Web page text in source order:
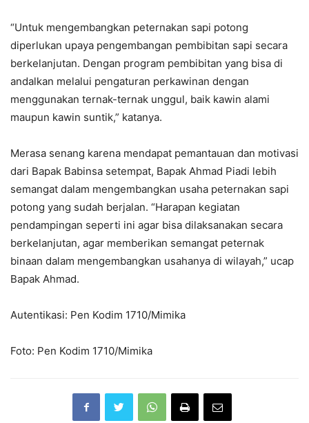
“Untuk mengembangkan peternakan sapi potong
diperlukan upaya pengembangan pembibitan sapi secara
berkelanjutan. Dengan program pembibitan yang bisa di
andalkan melalui pengaturan perkawinan dengan
menggunakan ternak-ternak unggul, baik kawin alami
maupun kawin suntik,” katanya.
Merasa senang karena mendapat pemantauan dan motivasi
dari Bapak Babinsa setempat, Bapak Ahmad Piadi lebih
semangat dalam mengembangkan usaha peternakan sapi
potong yang sudah berjalan. “Harapan kegiatan
pendampingan seperti ini agar bisa dilaksanakan secara
berkelanjutan, agar memberikan semangat peternak
binaan dalam mengembangkan usahanya di wilayah,” ucap
Bapak Ahmad.
Autentikasi: Pen Kodim 1710/Mimika
Foto: Pen Kodim 1710/Mimika